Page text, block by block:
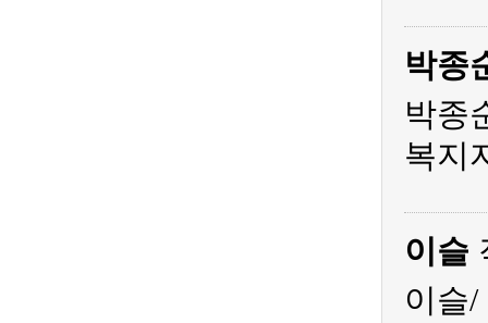
박종
박종
복지
이슬
이슬